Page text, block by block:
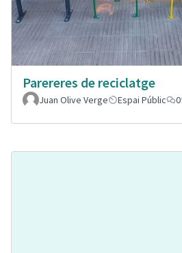
Parereres de reciclatge
Juan Olive Verge
Espai Públic 0